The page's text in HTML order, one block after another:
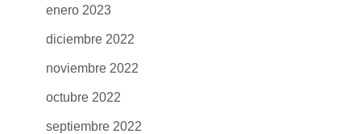
enero 2023
diciembre 2022
noviembre 2022
octubre 2022
septiembre 2022